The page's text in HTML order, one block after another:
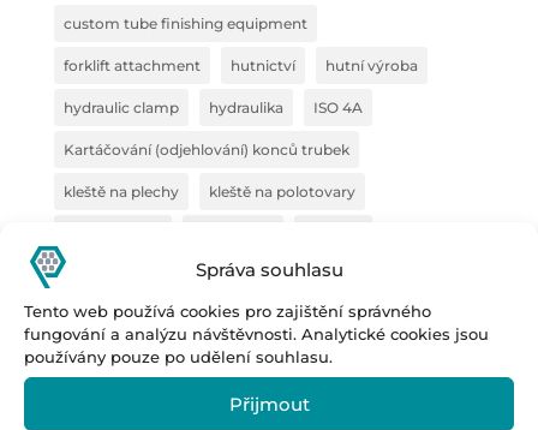
Správa souhlasu
Tento web používá cookies pro zajištění správného
fungování a analýzu návštěvnosti. Analytické cookies jsou
používány pouze po udělení souhlasu.
Přijmout
custom tube finishing equipment
forklift attachment hutnictví hutní výroba
hydraulic clamp hydraulika ISO 4A
Kartáčování (odjehlování) konců trubek
kleště na plechy kleště na polotovary
manipulace s ocelí manipulace s plechy
manipulační technika pipe deburring solution
pipe marking system polotovary
Prestar tube processing machines